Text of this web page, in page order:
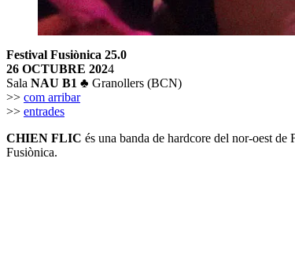
Festival Fusiònica 25.0
26 OCTUBRE 2024
Sala NAU B1 ♣ Granollers (BCN)
>> com arribar
>> entrades
CHIEN FLIC és una banda de hardcore del nor-oest
Fusiònica.